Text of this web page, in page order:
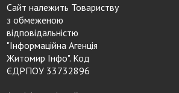
Сайт належить Товариству
з обмеженою
відповідальністю
"Інформаційна Агенція
Житомир Інфо". Код
ЄДРПОУ 33732896